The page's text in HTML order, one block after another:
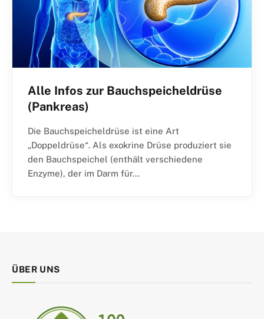
Alle Infos zur Bauchspeicheldrüse
(Pankreas)
Die Bauchspeicheldrüse ist eine Art
„Doppeldrüse“. Als exokrine Drüse produziert sie
den Bauchspeichel (enthält verschiedene
Enzyme), der im Darm für…
ÜBER UNS